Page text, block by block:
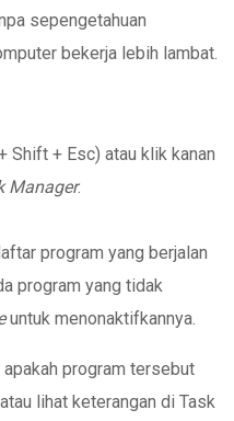
sepengetahuan
bekerja lebih lambat.
Shift + Esc) atau klik kanan
Manager.
program yang berjalan
program yang tidak
untuk menonaktifkannya.
program tersebut
lihat keterangan di Task